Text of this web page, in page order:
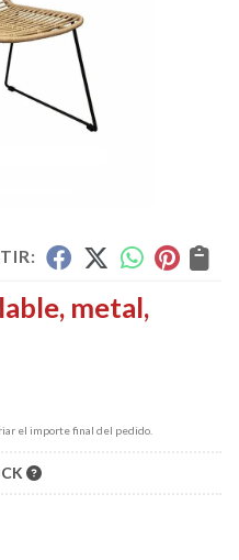
metal,
el importe final del pedido.